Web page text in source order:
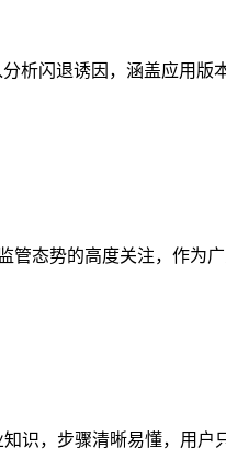
析闪退诱因，涵盖应用
管态势的高度关注，作为
识，步骤清晰易懂，用户